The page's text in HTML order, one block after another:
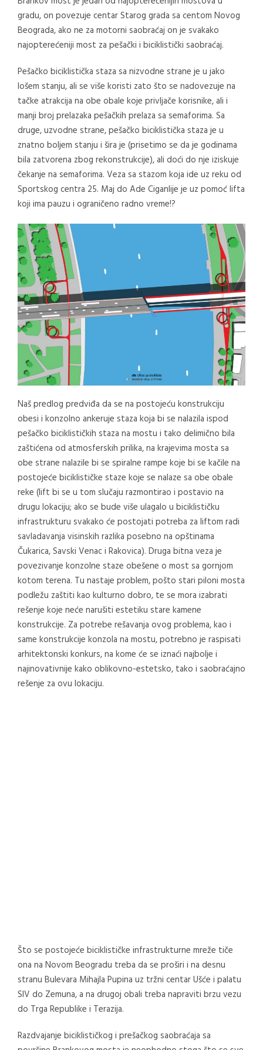
gradu, on povezuje centar Starog grada sa centom Novog
Beograda, ako ne za motorni saobraćaj on je svakako
najopterećeniji most za pešački i biciklistički saobraćaj.
Pešačko biciklistička staza sa nizvodne strane je u jako
lošem stanju, ali se više koristi zato što se nadovezuje na
tačke atrakcija na obe obale koje privljače korisnike, ali i
manji broj prelazaka pešačkih prelaza sa semaforima. Sa
druge, uzvodne strane, pešačko biciklistička staza je u
znatno boljem stanju i šira je (prisetimo se da je godinama
bila zatvorena zbog rekonstrukcije), ali doći do nje iziskuje
čekanje na semaforima. Veza sa stazom koja ide uz reku od
Sportskog centra 25. Maj do Ade Ciganlije je uz pomoć lifta
koji ima pauzu i ograničeno radno vreme!?
Naš predlog predviđa da se na postojeću konstrukciju
obesi i konzolno ankeruje staza koja bi se nalazila ispod
pešačko biciklističkih staza na mostu i tako delimično bila
zaštićena od atmosferskih prilika, na krajevima mosta sa
obe strane nalazile bi se spiralne rampe koje bi se kačile na
postojeće biciklističke staze koje se nalaze sa obe obale
reke (lift bi se u tom slučaju razmontirao i postavio na
drugu lokaciju; ako se bude više ulagalo u biciklističku
infrastrukturu svakako će postojati potreba za liftom radi
savladavanja visinskih razlika posebno na opštinama
Čukarica, Savski Venac i Rakovica). Druga bitna veza je
povezivanje konzolne staze obešene o most sa gornjom
kotom terena. Tu nastaje problem, pošto stari piloni mosta
podležu zaštiti kao kulturno dobro, te se mora izabrati
rešenje koje neće narušiti estetiku stare kamene
konstrukcije. Za potrebe rešavanja ovog problema, kao i
same konstrukcije konzola na mostu, potrebno je raspisati
arhitektonski konkurs, na kome će se iznaći najbolje i
najinovativnije kako oblikovno-estetsko, tako i saobraćajno
rešenje za ovu lokaciju.
Što se postojeće biciklističke infrastrukturne mreže tiče
ona na Novom Beogradu treba da se proširi i na desnu
stranu Bulevara Mihajla Pupina uz tržni centar Ušće i palatu
SIV do Zemuna, a na drugoj obali treba napraviti brzu vezu
do Trga Republike i Terazija.
Razdvajanje biciklističkog i prešačkog saobraćaja sa